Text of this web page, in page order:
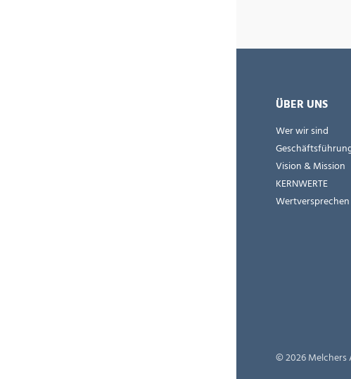
ÜBER UNS
Wer wir sind
Vision & Mission
KERNWERTE
Wertversprechen
© 2026 Melchers